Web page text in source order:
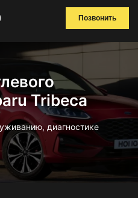
Позвонить
Tribeca
диагностике